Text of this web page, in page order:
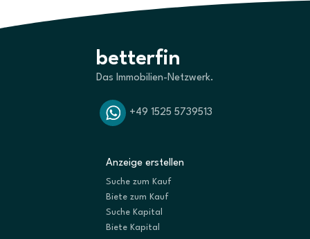
betterfin
Das Immobilien-Netzwerk.
+49 1525 5739513
Anzeige erstellen
Suche zum Kauf
Biete zum Kauf
Suche Kapital
Biete Kapital